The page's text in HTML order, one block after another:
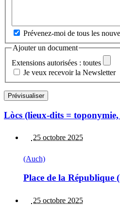
Prévenez-moi de tous les
Ajouter un document
Extensions autorisées : toutes
Je veux recevoir la Newsletter
Lòcs (lieux-dits = toponymie,
25 octobre 2025
(Auch)
Place de la République
25 octobre 2025